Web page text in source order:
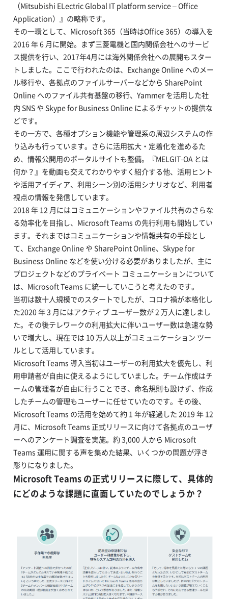
（Mitsubishi ELectric Global IT platform service – Office
Application）』の略称です。
その一環として、Microsoft 365（当時はOffice 365）の導入を
2016 年 6 月に開始。まず三菱電機と国内関係会社へのサービ
ス提供を行い、2017年4月には海外関係会社への展開もスター
トしました。ここで行われたのは、Exchange Online へのメー
ル移行や、各拠点のファイルサーバーなどから SharePoint
Online へのファイル共有基盤の移行、Yammer を活用した社
内 SNS や Skype for Business Online によるチャットの提供な
どです。
その一方で、各種オプション機能や管理系の周辺システムの作
り込みも行っています。さらに活用拡大・定着化を進めるた
め、情報公開用のポータルサイトも整備。『MELGIT-OA とは
何か？』を動画も交えてわかりやすく紹介する他、活用ヒント
や活用アイディア、利用シーン別の活用シナリオなど、利用者
視点の情報を発信しています。
2018 年 12 月にはコミュニケーションやファイル共有のさらな
る効率化を目指し、Microsoft Teams の先行利用も開始してい
ます。それまではコミュニケーションや情報共有の手段とし
て、Exchange Online や SharePoint Online、Skype for
Business Online などを使い分ける必要がありましたが、主に
プロジェクトなどのプライベート コミュニケーションについて
は、Microsoft Teams に統一していこうと考えたのです。
当初は数十人規模でのスタートでしたが、コロナ禍が本格化し
た2020 年 3 月にはアクティブ ユーザー数が 2 万人に達しまし
た。その後テレワークの利用拡大に伴いユーザー数は急速な勢
いで増大し、現在では 10 万人以上がコミュニケーション ツー
ルとして活用しています。
Microsoft Teams 導入当初はユーザーの利用拡大を優先し、利
用申請者が自由に使えるようにしていました。チーム作成はチ
ームの管理者が自由に行うことでき、命名規則も設けず、作成
したチームの管理もユーザーに任せていたのです。その後、
Microsoft Teams の活用を始めて約 1 年が経過した 2019 年 12
月に、Microsoft Teams 正式リリースに向けて各拠点のユーザ
ーへのアンケート調査を実施。約 3,000 人から Microsoft
Teams 運用に関する声を集めた結果、いくつかの問題が浮き
彫りになりました。
Microsoft Teams の正式リリースに際して、具体的
にどのような課題に直面していたのでしょうか？